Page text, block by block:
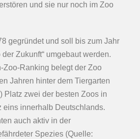
und sie nur noch im Zoo
gegründet und soll bis zum Jahr
Zukunft“ umgebaut werden.
Zoo-Ranking belegt der Zoo
Jahren hinter dem Tiergarten
Platz zwei der besten Zoos in
eins innerhalb Deutschlands.
auch aktiv in der
Spezies (Quelle: